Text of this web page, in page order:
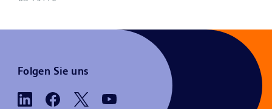
Folgen Sie uns